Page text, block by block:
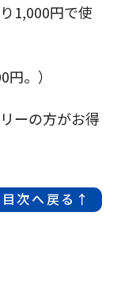
1,000円で使
。）
ーの方がお得
次へ戻る↑